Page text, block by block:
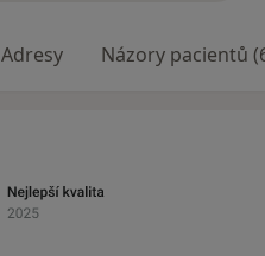
Adresy Názory pacientů